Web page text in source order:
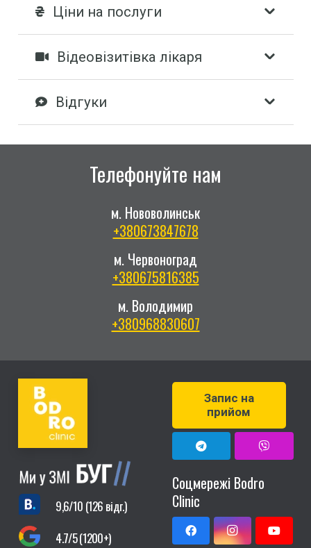
Ціни на послуги
Відеовізитівка лікаря
Відгуки
Телефонуйте нам
м. Нововолинськ
+380673847678
м. Червоноград
+380675816385
м. Володимир
+380968830607
9,6/10 (126 відг.)
4.7/5 (1200+)
Запис на
прийом
Соцмережі Bodro
Clinic